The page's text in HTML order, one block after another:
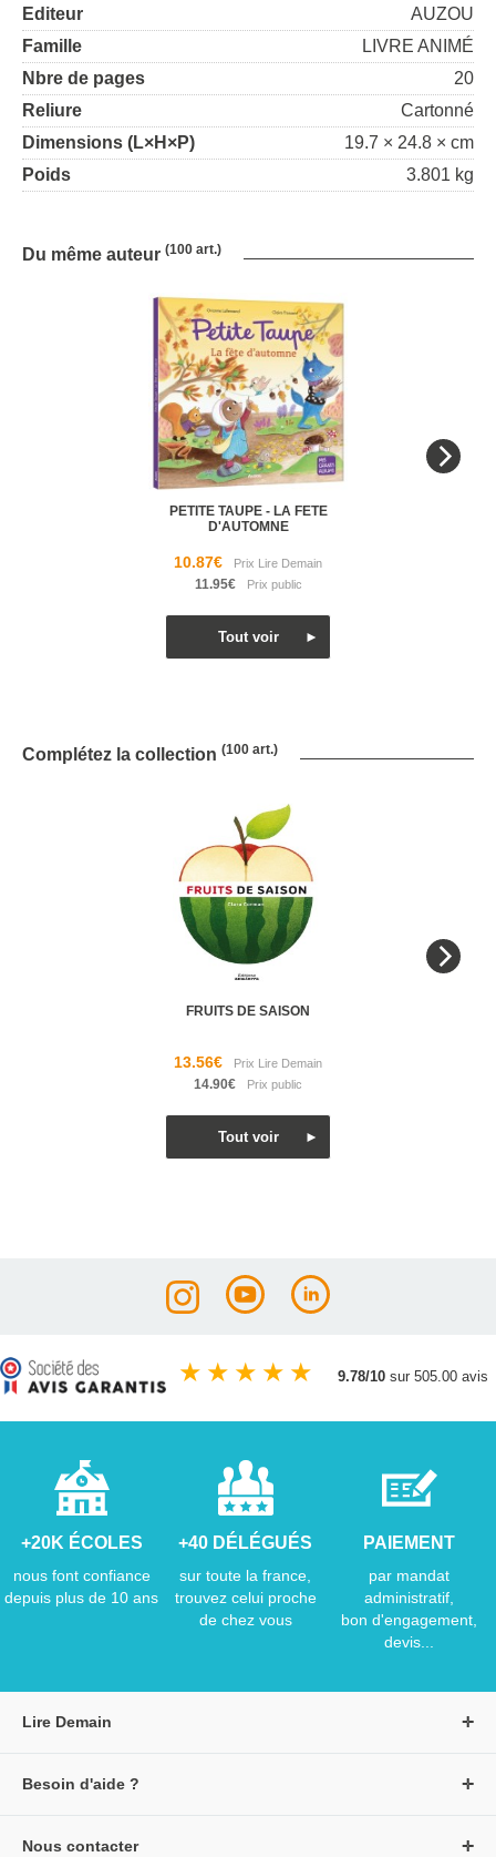
Editeur
AUZOU
Famille
LIVRE ANIMÉ
Nbre de pages
20
Reliure
Cartonné
Dimensions (L×H×P)
19.7 × 24.8 × cm
Poids
3.801 kg
Du même auteur (100 art.)
PETITE TAUPE - LA FETE
D'AUTOMNE
10.87€
11.95€
Complétez la collection (100 art.)
FRUITS DE SAISON
13.56€
14.90€
★ ★ ★ ★ ★ 9.78/10 sur 505.00 avis
+20K ÉCOLES
nous font confiance
depuis plus de 10 ans
+40 DÉLÉGUÉS
sur toute la france,
trouvez celui proche
de chez vous
PAIEMENT
par mandat
administratif,
bon d'engagement,
devis...
Lire Demain
Besoin d'aide ?
Nous contacter